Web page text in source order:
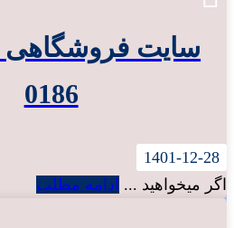
سایت فروشگاهی
0186
1401-12-28
اگر میخواهید ... ادامه مطلب